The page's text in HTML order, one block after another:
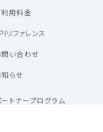
利用料金
リファレンス
問い合わせ
知らせ
ートナープログラム